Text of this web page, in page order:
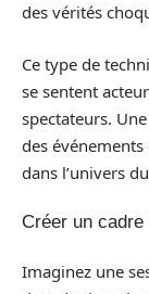
des vérités
Ce type de
se sentent
spectateurs.
des
dans l’univers
Créer un
Imaginez une